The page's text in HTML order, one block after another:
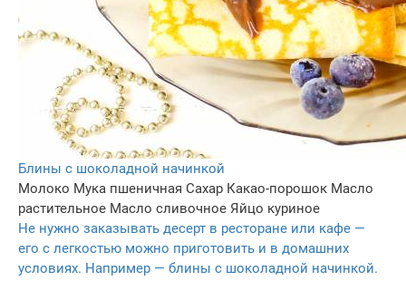
Блины с шоколадной начинкой
Молоко Мука пшеничная Сахар Какао-порошок Масло
растительное Масло сливочное Яйцо куриное
Не нужно заказывать десерт в ресторане или кафе —
его с легкостью можно приготовить и в домашних
условиях. Например — блины с шоколадной начинкой.